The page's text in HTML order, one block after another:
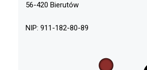
56-420 Bierutów
NIP: 911-182-80-89